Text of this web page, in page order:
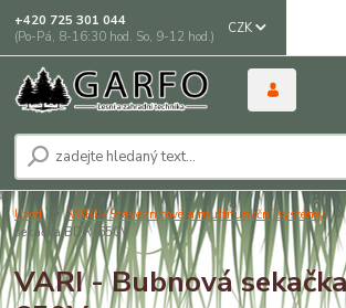
CZK
+420 725 301 044
(Po-Pá, 8-16:30 hod. So, 9-12 hod.)
Úvod VARI - Stavebnicové a multifunkční systémy
sekačka BDR-650V
VARI - Bubnová